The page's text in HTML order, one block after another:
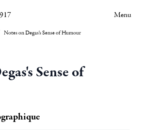
Menu
Notes on Degas's Sense of Humour
Sense of